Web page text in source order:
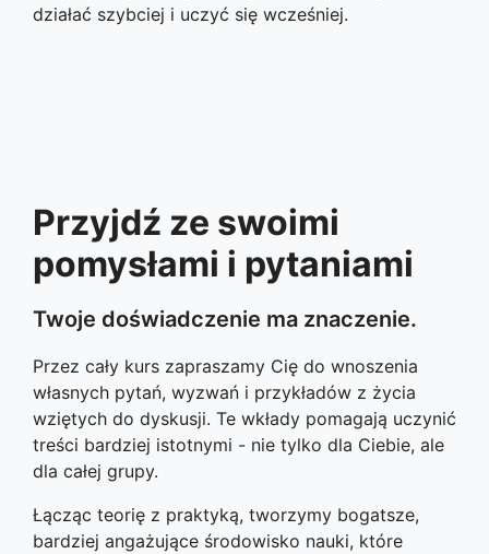
działać szybciej i uczyć się wcześniej.
Przyjdź ze swoimi
pomysłami i pytaniami
Twoje doświadczenie ma znaczenie.
Przez cały kurs zapraszamy Cię do wnoszenia
własnych pytań, wyzwań i przykładów z życia
wziętych do dyskusji. Te wkłady pomagają uczynić
treści bardziej istotnymi - nie tylko dla Ciebie, ale
dla całej grupy.
Łącząc teorię z praktyką, tworzymy bogatsze,
bardziej angażujące środowisko nauki, które